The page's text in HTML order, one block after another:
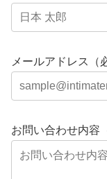
メールアドレス（
お問い合わせ内容